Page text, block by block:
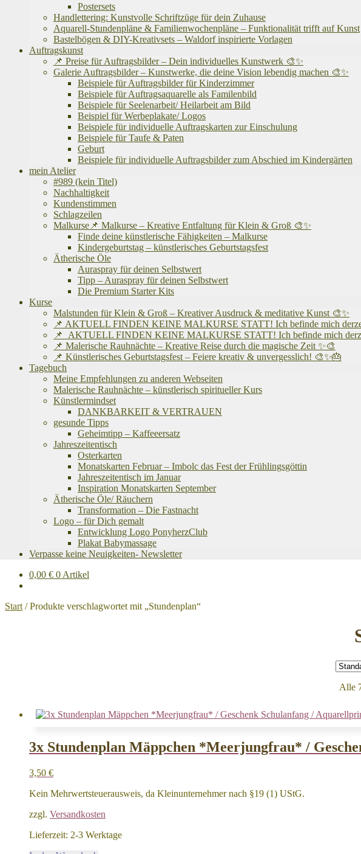
Postersets
Handlettering: Kunstvolle Schriftzüge für dein Zuhause
Aquarell-Stundenpläne & Familienwochenpläne – Funktionalität trifft auf Kunst
Bastelbögen & DIY-Kreativsets – Waldorf inspirierte Vorlagen
Auftragskunst
📌 Preise für Auftragsbilder – Dein individuelles Kunstwerk 🎨✨
Galerie Auftragsbilder – Kunstwerke, die deine Vision lebendig machen 🎨✨
Beispiele für Auftragsbilder für Kinderzimmer
Beispiele für Auftragsaquarelle als Familenbild
Beispiele für Seelenarbeit/ Heilarbeit am Bild
Beispiel für Werbeplakate/ Logos
Beispiele für individuelle Auftragskarten zur Einschulung
Beispiele für Taufe & Paten
Geburt
Beispiele für individuelle Auftragsbilder zum Abschied im Kindergärten
mein Atelier
#989 (kein Titel)
Nachhaltigkeit
Kundenstimmen
Schlagzeilen
Malkurse📌 Malkurse – Kreative Entfaltung für Klein & Groß 🎨✨
Finde deine künstlerische Fähigkeiten – Malkurse
Kindergeburtstag – künstlerisches Geburtstagsfest
Ätherische Öle
Auraspray für deinen Selbstwert
Tipp – Auraspray für deinen Selbstwert
Die Premium Starter Kits
Kurse
Malstunden für Klein & Groß – Kreativer Ausdruck & meditative Kunst 🎨✨
📌 AKTUELL FINDEN KEINE MALKURSE STATT! Ich befinde mich
📌 AKTUELL FINDEN KEINE MALKURSE STATT! Ich befinde mich
📌 Malerische Rauhnächte – Kreative Reise durch die magische Zeit ✨🎨
📌 Künstlerisches Geburtstagsfest – Feiere kreativ & unvergesslich! 🎨✨🎂
Tagebuch
Meine Empfehlungen zu anderen Webseiten
Malerische Rauhnächte – künstlerisch spiritueller Kurs
Künstlermindset
DANKBARKEIT & VERTRAUEN
gesunde Tipps
Geheimtipp – Kaffeeersatz
Jahreszeitentisch
Osterkarten
Monatskarten Februar – Imbolc das Fest der Frühlingsgöttin
Jahreszeitentisch im Januar
Inspiration Monatskarten September
Ätherische Öle/ Räuchern
Transformation – Die Fastnacht
Logo – für Dich gemalt
Entwicklung Logo PonyherzClub
Plakat Babymassage
Verpasse keine Neuigkeiten- Newsletter
0,00 € 0 Artikel
Start /Produkte verschlagwortet mit „Stundenplan“
Alle
3x Stundenplan Mäppchen *Meerjungfrau* /
3,50 €
Kein Mehrwertsteuerausweis, da Kleinunternehmer nach §19 (1) UStG.
zzgl. Versandkosten
Lieferzeit: 2-3 Werktage